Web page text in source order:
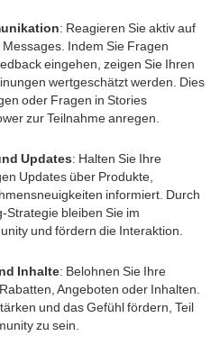
: Reagieren Sie aktiv auf
Indem Sie Fragen
eingehen, zeigen Sie Ihren
wertgeschätzt werden. Dies
oder Fragen in Stories
zur Teilnahme anregen.
Updates: Halten Sie Ihre
Updates über Produkte,
informiert. Durch
Strategie bleiben Sie im
und fördern die Interaktion.
Inhalte: Belohnen Sie Ihre
Angeboten oder Inhalten.
und das Gefühl fördern, Teil
zu sein.